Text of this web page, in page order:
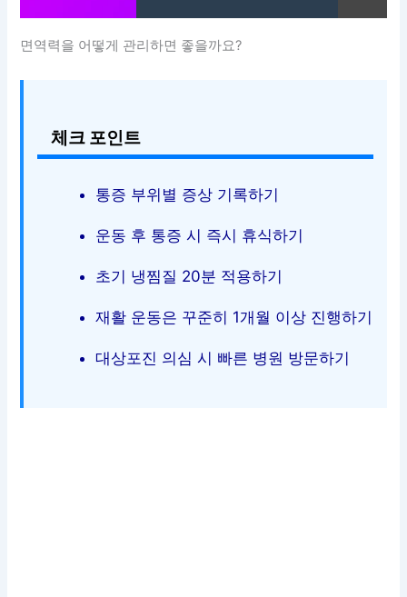
면역력을 어떻게 관리하면 좋을까요?
체크 포인트
통증 부위별 증상 기록하기
운동 후 통증 시 즉시 휴식하기
초기 냉찜질 20분 적용하기
재활 운동은 꾸준히 1개월 이상 진행하기
대상포진 의심 시 빠른 병원 방문하기